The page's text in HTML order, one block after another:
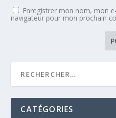
Enregistrer mon nom, mon
navigateur pour mon prochain
CATÉGORIES